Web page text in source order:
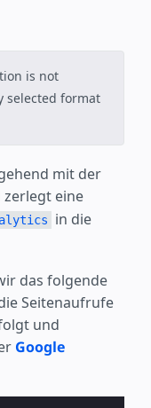
is not
selected format
mit der
zerlegt eine
in die
das folgende
Seitenaufrufe
und
Google